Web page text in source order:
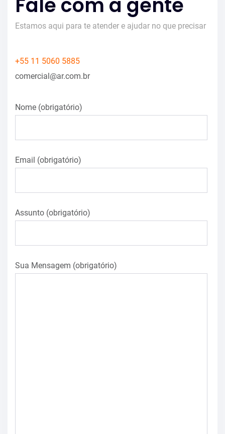
Fale com a gente
Estamos aqui para te atender e ajudar no que precisar
+55 11 5060 5885
comercial@ar.com.br
Nome (obrigatório)
Email (obrigatório)
Assunto (obrigatório)
Sua Mensagem (obrigatório)